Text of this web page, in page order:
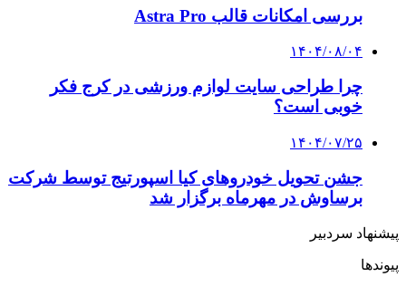
بررسی امکانات قالب Astra Pro
۱۴۰۴/۰۸/۰۴
چرا طراحی سایت لوازم ورزشی در کرج فکر
خوبی است؟
۱۴۰۴/۰۷/۲۵
جشن تحویل خودروهای کیا اسپورتیج توسط شرکت
برساوش در مهرماه برگزار شد
پیشنهاد سردبیر
پیوندها